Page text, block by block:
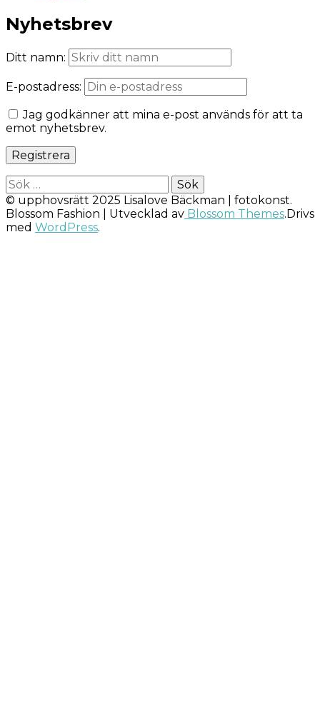
Nyhetsbrev
Ditt namn:
E-postadress:
Jag godkänner att mina e-post används för att ta
emot nyhetsbrev.
Sök
efter:
© upphovsrätt 2025 Lisalove Bäckman | fotokonst.
Blossom Fashion | Utvecklad av Blossom Themes.Drivs
med WordPress.